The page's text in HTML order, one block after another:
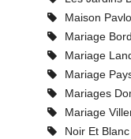
Maison
Mariage
Mariage
Mariage
Mariages
Mariage
Noir Et Blanc